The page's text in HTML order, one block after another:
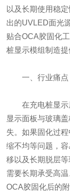
以及长期使用稳
出的UVLED面光
贴合OCA胶固化
桩显示模组制造
一、行业痛
在充电桩显示
显示面板与玻璃
失。如果固化过
缩不均等问题，
移以及长期脱层
需要长期承受高
OCA胶固化后的